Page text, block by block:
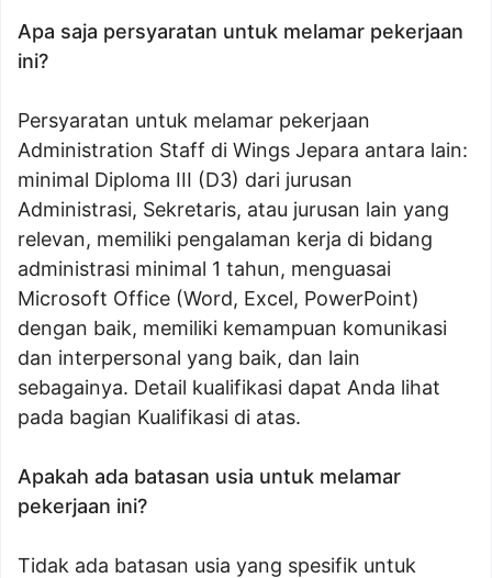
Apa saja persyaratan untuk melamar pekerjaan
ini?
Persyaratan untuk melamar pekerjaan
Administration Staff di Wings Jepara antara lain:
minimal Diploma III (D3) dari jurusan
Administrasi, Sekretaris, atau jurusan lain yang
relevan, memiliki pengalaman kerja di bidang
administrasi minimal 1 tahun, menguasai
Microsoft Office (Word, Excel, PowerPoint)
dengan baik, memiliki kemampuan komunikasi
dan interpersonal yang baik, dan lain
sebagainya. Detail kualifikasi dapat Anda lihat
pada bagian Kualifikasi di atas.
Apakah ada batasan usia untuk melamar
pekerjaan ini?
Tidak ada batasan usia yang spesifik untuk